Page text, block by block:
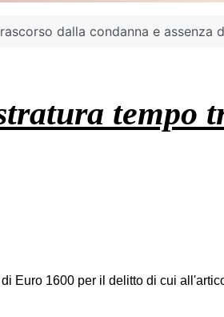
dalla condanna e assenza
tempo
Euro 1600 per il delitto di cui